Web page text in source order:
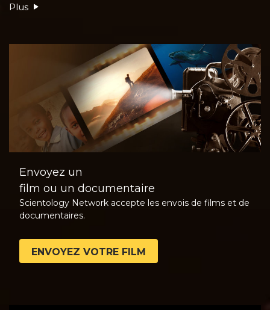
Plus
Envoyez un
film ou un documentaire
Scientology Network accepte les envois de films et de
documentaires.
ENVOYEZ VOTRE FILM